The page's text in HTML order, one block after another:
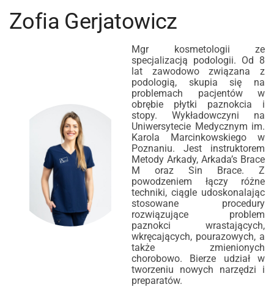
Zofia Gerjatowicz
Mgr kosmetologii ze
specjalizacją podologii. Od 8
lat zawodowo związana z
podologią, skupia się na
problemach pacjentów w
obrębie płytki paznokcia i
stopy. Wykładowczyni na
Uniwersytecie Medycznym im.
Karola Marcinkowskiego w
Poznaniu. Jest instruktorem
Metody Arkady, Arkada’s Brace
M oraz Sin Brace. Z
powodzeniem łączy różne
techniki, ciągle udoskonalając
stosowane procedury
rozwiązujące problem
paznokci wrastających,
wkręcających, pourazowych, a
także zmienionych
chorobowo. Bierze udział w
tworzeniu nowych narzędzi i
preparatów.